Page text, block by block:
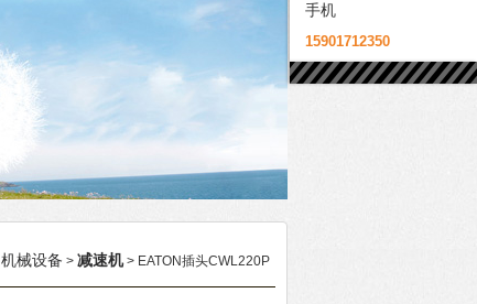
机械设备 > 减速机> EATON插头CWL220P
手机
15901712350